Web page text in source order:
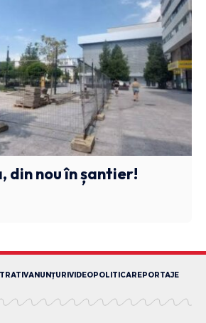
din nou în șantier!
ANUNȚURIVIDEOPOLITICAREPORTAJE